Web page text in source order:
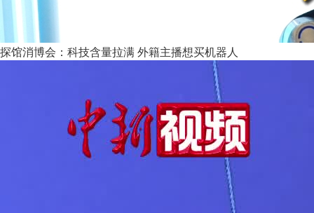
探馆消博会：科技含量拉满 外籍主播想买机器人